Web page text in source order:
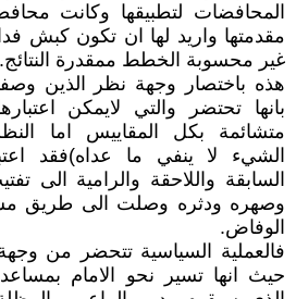
المحافضات لتطبيقها وكانت
مقدمتها واريد لها ان تكون كبش
غير محسوبة الخطط ممقدرة النتائج.
هذه باختصار وجهة نظر الذين
بانها تحتضر والتي لايمكن
متشائمة بكل المقاييس اما
الشيء لا ينفي ما عداه)فقد
السابقة واللاحقة والرامية الى
وصهره ودثره وصلت الى طريق
الوفاض.
فالعملية السياسية تتحضر من
حيث انها تسير نحو الامام